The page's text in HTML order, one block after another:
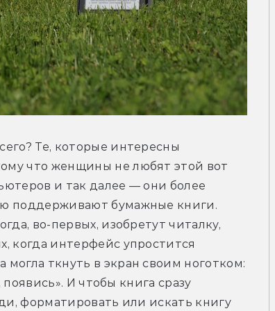
Те, которые интересны
что женщины не любят этой вот
и так далее — они более
поддерживают бумажные книги.
во-первых, изобретут читалку,
когда интерфейс упростится
ткнуть в экран своим ноготком:
И чтобы книга сразу
форматировать или искать книгу